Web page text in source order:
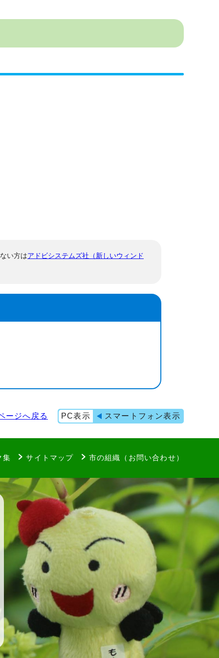
い方はアドビシステムズ社（新しいウィンド
ージへ戻る PC表示 スマートフォン表示
集 サイトマップ 市の組織（お問い合わせ）